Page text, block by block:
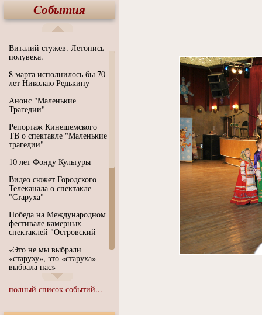
События
Виталий стужев. Летопись
полувека.
8 марта исполнилось бы 70
лет Николаю Редькину
Анонс "Маленькие
Трагедии"
Репортаж Кинешемского
ТВ о спектакле "Маленькие
трагедии"
10 лет Фонду Культуры
Видео сюжет Городского
Телеканала о спектакле
"Старуха"
Победа на Международном
фестивале камерных
спектаклей "Островский
«Это не мы выбрали
«старуху», это «старуха»
выбрала нас»
Иммерсивный спектакль
"Язык чистого полета
полный список событий...